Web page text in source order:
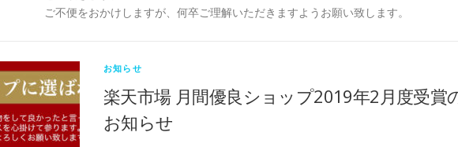
ご不便をおかけしますが、何卒ご理解いただきますようお願い致します。
お知らせ
楽天市場 月間優良ショップ2019年2月度受賞
お知らせ